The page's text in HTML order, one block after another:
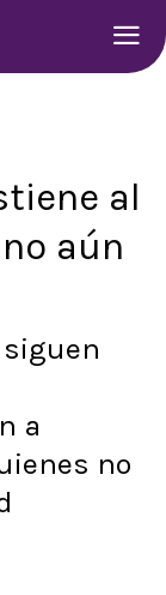
al
aún
a
no